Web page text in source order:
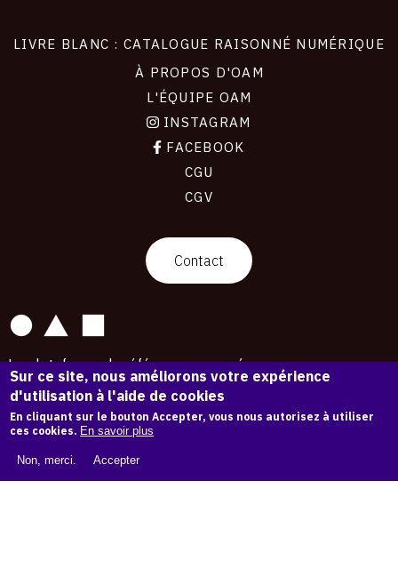
LIVRE BLANC : CATALOGUE RAISONNÉ NUMÉRIQUE
À PROPOS D'OAM
L'ÉQUIPE OAM
INSTAGRAM
FACEBOOK
CGU
CGV
Contact
La plateforme de référence pour créer,
conserver et promouvoir l'Histoire de l'Art.
Des catalogues raisonnés aux archives
d'expositions.
43 254 œuvres d'art — 7 587 expositions
Copyright © OAM 2026. Tous droits réservés.
Sur ce site, nous améliorons votre expérience
d'utilisation à l'aide de cookies
En cliquant sur le bouton Accepter, vous nous autorisez à utiliser
ces cookies. En savoir plus
Non, merci. Accepter